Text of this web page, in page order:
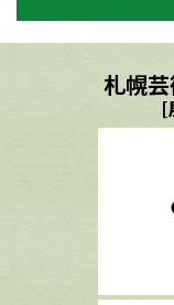
札幌
[